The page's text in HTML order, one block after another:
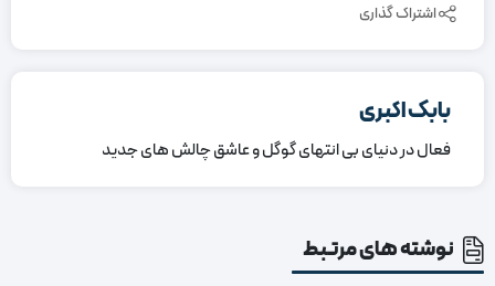
اشتراک گذاری
بابک اکبری
فعال در دنیای بی انتهای گوگل و عاشق چالش های جدید
نوشته های مرتبط